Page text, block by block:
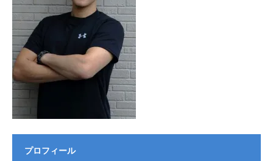
プロフィール